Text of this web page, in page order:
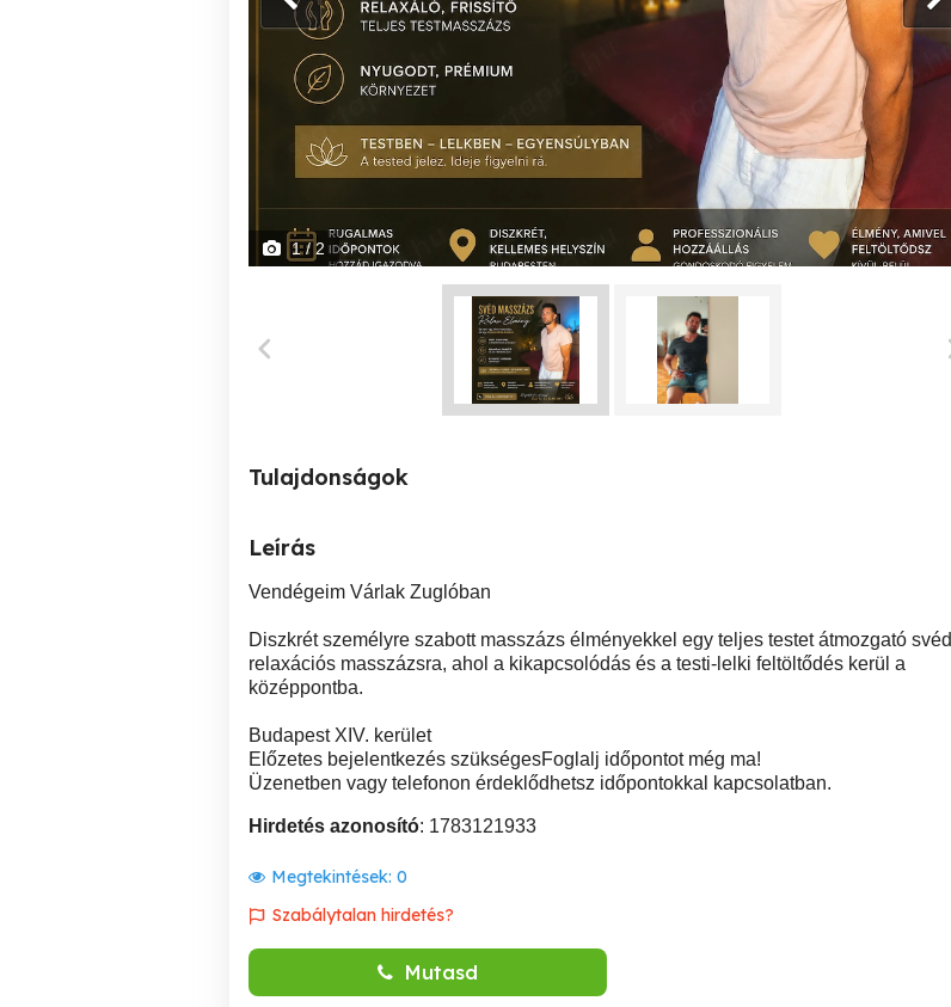
1/ 2
Tulajdonságok
Leírás
Vendégeim Várlak Zuglóban
Diszkrét személyre szabott masszázs élményekkel egy teljes testet átmozgató svéd
relaxációs masszázsra, ahol a kikapcsolódás és a testi-lelki feltöltődés kerül a
középpontba.
Budapest XIV. kerület
Előzetes bejelentkezés szükségesFoglalj időpontot még ma!
Üzenetben vagy telefonon érdeklődhetsz időpontokkal kapcsolatban.
Hirdetés azonosító: 1783121933
Megtekintések: 0
Szabálytalan hirdetés?
Mutasd